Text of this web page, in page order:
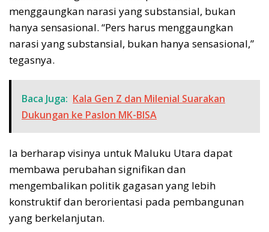
menggaungkan narasi yang substansial, bukan
hanya sensasional. “Pers harus menggaungkan
narasi yang substansial, bukan hanya sensasional,”
tegasnya.
Baca Juga: Kala Gen Z dan Milenial Suarakan
Dukungan ke Paslon MK-BISA
Ia berharap visinya untuk Maluku Utara dapat
membawa perubahan signifikan dan
mengembalikan politik gagasan yang lebih
konstruktif dan berorientasi pada pembangunan
yang berkelanjutan.